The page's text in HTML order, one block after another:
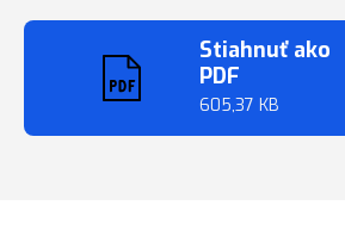
Stiahnuť ako
PDF
605,37 KB